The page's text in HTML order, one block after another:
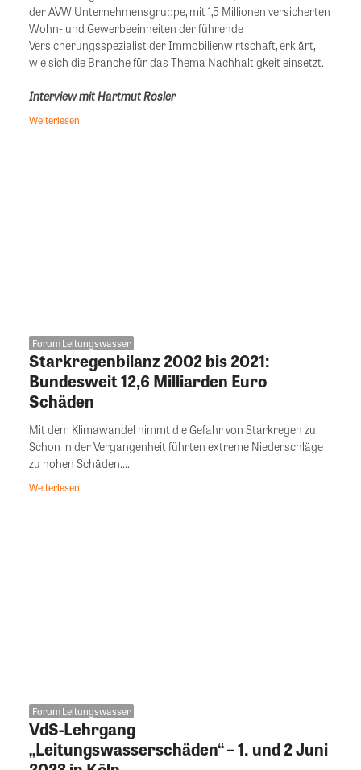
der AVW Unternehmensgruppe, mit 1,5 Millionen versicherten
Wohn- und Gewerbeeinheiten der führende
Versicherungsspezialist der Immobilienwirtschaft, erklärt,
wie sich die Branche für das Thema Nachhaltigkeit einsetzt.
Interview mit Hartmut Rösler
Weiterlesen
Forum Leitungswasser
Starkregenbilanz 2002 bis 2021:
Bundesweit 12,6 Milliarden Euro
Schäden
Mit dem Klimawandel nimmt die Gefahr von Starkregen zu.
Schon in der Vergangenheit führten extreme Niederschläge
zu hohen Schäden....
Weiterlesen
Forum Leitungswasser
VdS-Lehrgang
„Leitungswasserschäden“ – 1. und 2 Juni